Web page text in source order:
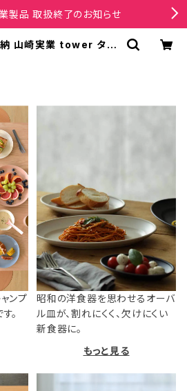
製品 取扱終了のお知らせ
納 山崎実業 tower タワ
ンプ
。
昭和の洋食器を思わせるオーバ
ル皿が、割れにくく、欠けにくい
新食器に。
もっと見る